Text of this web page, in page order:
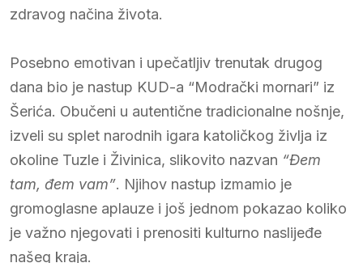
zdravog načina života.
Posebno emotivan i upečatljiv trenutak drugog
dana bio je nastup KUD-a “Modrački mornari” iz
Šerića. Obučeni u autentične tradicionalne nošnje,
izveli su splet narodnih igara katoličkog življa iz
okoline Tuzle i Živinica, slikovito nazvan “Đem
tam, đem vam”. Njihov nastup izmamio je
gromoglasne aplauze i još jednom pokazao koliko
je važno njegovati i prenositi kulturno naslijeđe
našeg kraja.